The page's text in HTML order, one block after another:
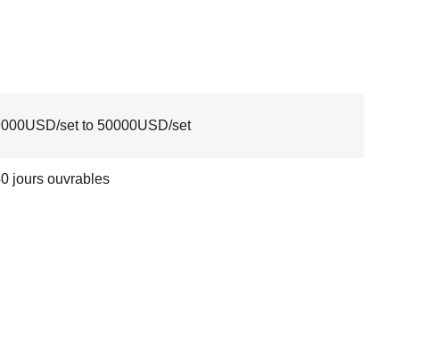
set to 50000USD/set
jours ouvrables